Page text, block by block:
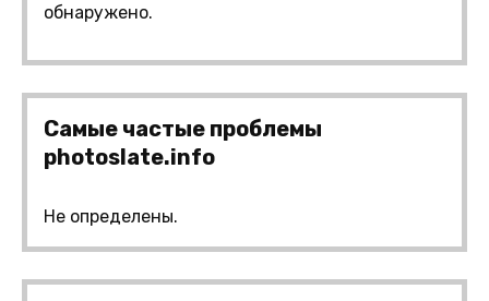
обнаружено.
Самые частые проблемы
photoslate.info
Не определены.